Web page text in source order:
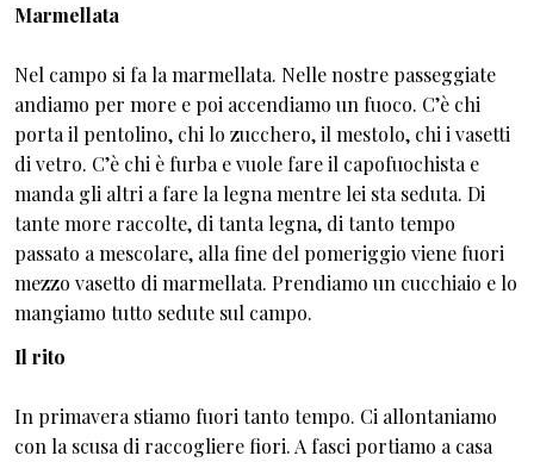
Marmellata
Nel campo si fa la marmellata. Nelle nostre passeggiate
andiamo per more e poi accendiamo un fuoco. C’è chi
porta il pentolino, chi lo zucchero, il mestolo, chi i vasetti
di vetro. C’è chi è furba e vuole fare il capofuochista e
manda gli altri a fare la legna mentre lei sta seduta. Di
tante more raccolte, di tanta legna, di tanto tempo
passato a mescolare, alla fine del pomeriggio viene fuori
mezzo vasetto di marmellata. Prendiamo un cucchiaio e lo
mangiamo tutto sedute sul campo.
Il rito
In primavera stiamo fuori tanto tempo. Ci allontaniamo
con la scusa di raccogliere fiori. A fasci portiamo a casa